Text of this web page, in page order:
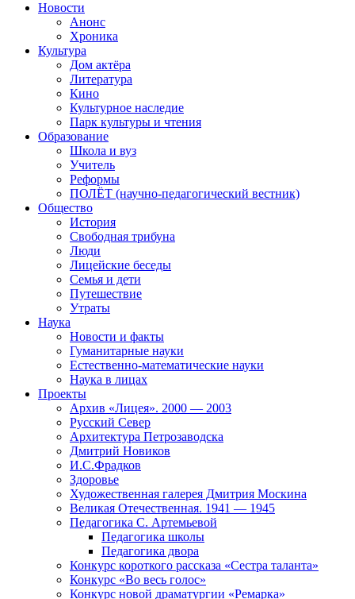
Новости
Анонс
Хроника
Культура
Дом актёра
Литература
Кино
Культурное наследие
Парк культуры и чтения
Образование
Школа и вуз
Учитель
Реформы
ПОЛЁТ (научно-педагогический вестник)
Общество
История
Свободная трибуна
Люди
Лицейские беседы
Семья и дети
Путешествие
Утраты
Наука
Новости и факты
Гуманитарные науки
Естественно-математические науки
Наука в лицах
Проекты
Архив «Лицея». 2000 — 2003
Русский Север
Архитектура Петрозаводска
Дмитрий Новиков
И.С.Фрадков
Здоровье
Художественная галерея Дмитрия Москина
Великая Отечественная. 1941 — 1945
Педагогика С. Артемьевой
Педагогика школы
Педагогика двора
Конкурс короткого рассказа «Сестра таланта»
Конкурс «Во весь голос»
Конкурс новой драматургии «Ремарка»